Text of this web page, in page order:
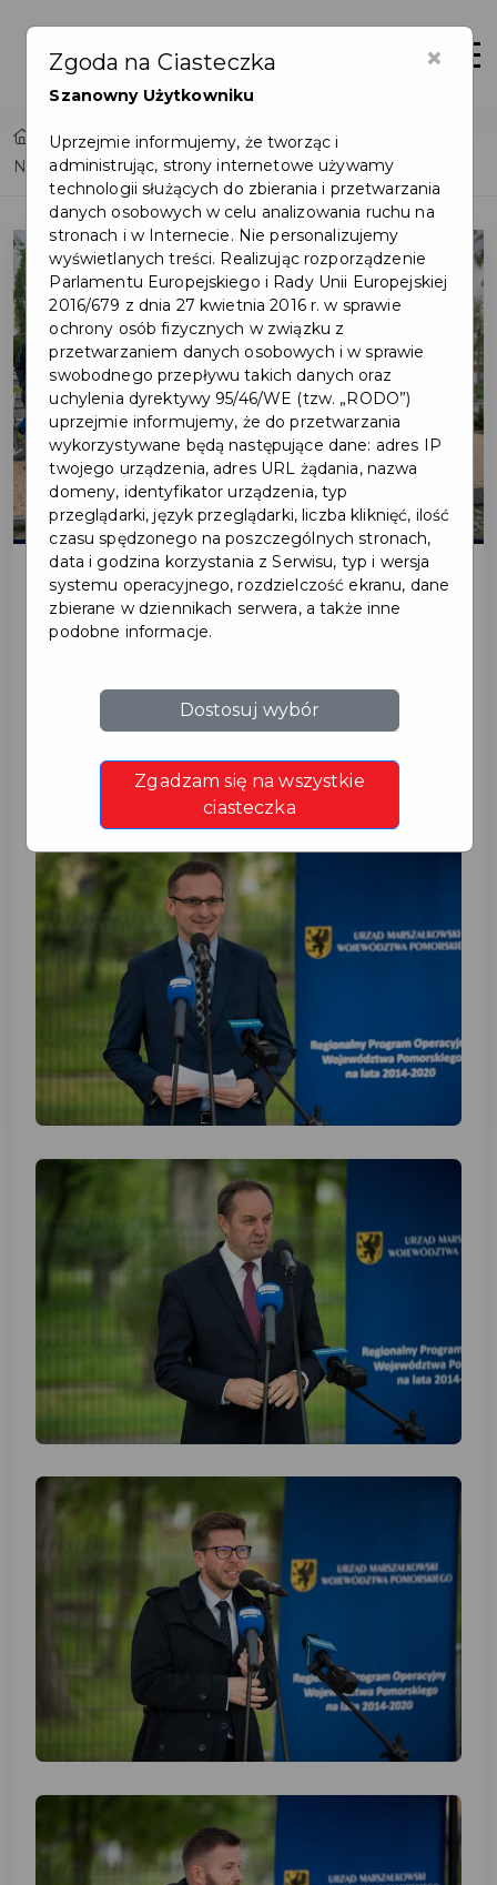
Home
Lista aktualności
Największy projekt unijny ostatnich lat zakończony!
2021-05-18
NAJWIĘKSZY PROJEKT
UNIJNY OSTATNICH LAT
ZAKOŃCZONY!
×
Zgoda na Ciasteczka
Szanowny Użytkowniku
Uprzejmie informujemy, że tworząc i
administrując, strony internetowe używamy
technologii służących do zbierania i przetwarzania
danych osobowych w celu analizowania ruchu na
stronach i w Internecie. Nie personalizujemy
wyświetlanych treści. Realizując rozporządzenie
Parlamentu Europejskiego i Rady Unii Europejskiej
2016/679 z dnia 27 kwietnia 2016 r. w sprawie
ochrony osób fizycznych w związku z
przetwarzaniem danych osobowych i w sprawie
swobodnego przepływu takich danych oraz
uchylenia dyrektywy 95/46/WE (tzw. „RODO”)
uprzejmie informujemy, że do przetwarzania
wykorzystywane będą następujące dane: adres IP
twojego urządzenia, adres URL żądania, nazwa
domeny, identyfikator urządzenia, typ
przeglądarki, język przeglądarki, liczba kliknięć, ilość
czasu spędzonego na poszczególnych stronach,
data i godzina korzystania z Serwisu, typ i wersja
systemu operacyjnego, rozdzielczość ekranu, dane
zbierane w dziennikach serwera, a także inne
podobne informacje.
Dostosuj wybór
Zgadzam się na wszystkie
ciasteczka